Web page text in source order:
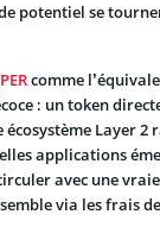
potentiel se
comme
: un token
Layer 2
applications
avec une
via les frais